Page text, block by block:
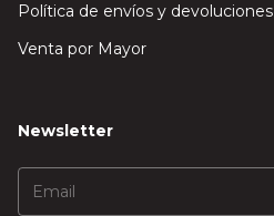
Política de envíos y devoluciones
Venta por Mayor
Newsletter